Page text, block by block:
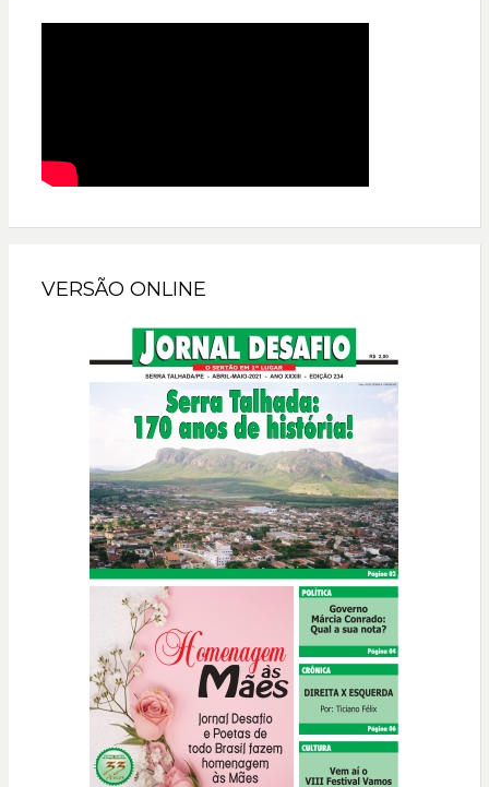
VERSÃO ONLINE